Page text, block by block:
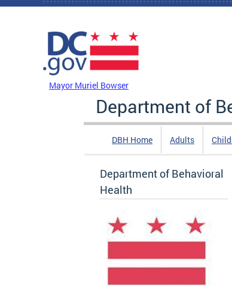
Skip to main content
Mayor Muriel Bowser
Department of
DBH Home Adults
Department of Behavioral
Health